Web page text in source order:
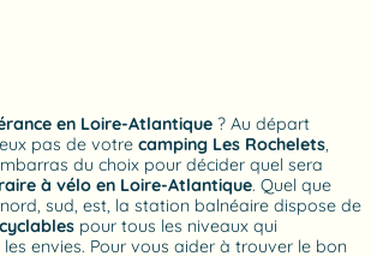
en Loire-Atlantique ? Au départ
pas de votre camping Les Rochelets,
du choix pour décider quel sera
à vélo en Loire-Atlantique. Quel que
sud, est, la station balnéaire dispose de
pour tous les niveaux qui
envies. Pour vous aider à trouver le bon